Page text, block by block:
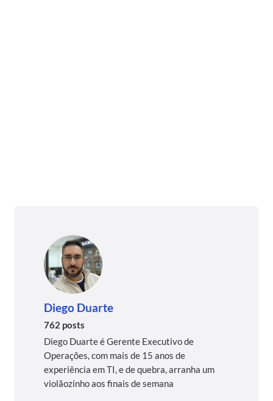
Diego Duarte
762 posts
Diego Duarte é Gerente Executivo de
Operações, com mais de 15 anos de
experiência em TI, e de quebra, arranha um
violãozinho aos finais de semana